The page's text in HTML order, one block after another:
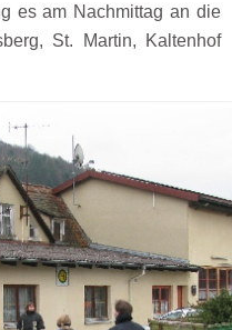
es am Nachmittag an die
St. Martin, Kaltenhof